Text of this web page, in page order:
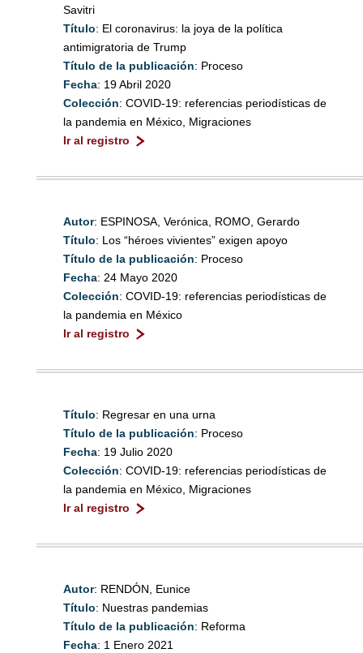
Savitri
Título: El coronavirus: la joya de la política
antimigratoria de Trump
Título de la publicación: Proceso
Fecha: 19 Abril 2020
Colección: COVID-19: referencias periodísticas de
la pandemia en México, Migraciones
Ir al registro
Autor: ESPINOSA, Verónica, ROMO, Gerardo
Título: Los “héroes vivientes” exigen apoyo
Título de la publicación: Proceso
Fecha: 24 Mayo 2020
Colección: COVID-19: referencias periodísticas de
la pandemia en México
Ir al registro
Título: Regresar en una urna
Título de la publicación: Proceso
Fecha: 19 Julio 2020
Colección: COVID-19: referencias periodísticas de
la pandemia en México, Migraciones
Ir al registro
Autor: RENDÓN, Eunice
Título: Nuestras pandemias
Título de la publicación: Reforma
Fecha: 1 Enero 2021